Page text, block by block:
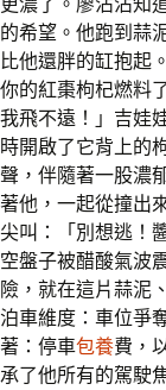
的希望。他跑到蒜
比他還胖的缸抱起
你的紅棗枸杞燃料
我飛不遠！」吉娃
時開啟了它背上的
聲，伴隨著一股濃
著他，一起從撞出
尖叫：「別想逃！
空盤子被醋酸氣波
險，就在這片蒜泥
泊車維度：車位爭
著：停車包養費，
承了他所有的駕駛